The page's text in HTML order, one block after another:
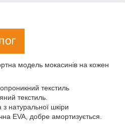
модель мокасинів на кожен
текстиль
текстиль.
натуральної шкіри
EVA, добре амортизується.